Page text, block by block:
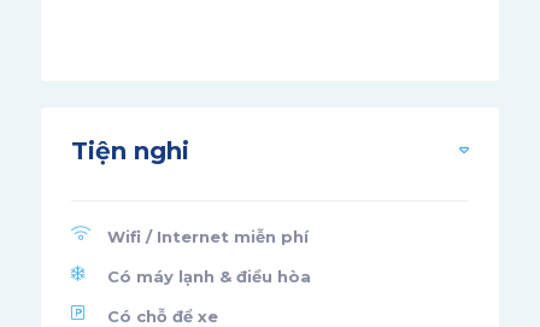
Tiện nghi
Wifi / Internet miễn phí
Có máy lạnh & điều hòa
Có chỗ để xe